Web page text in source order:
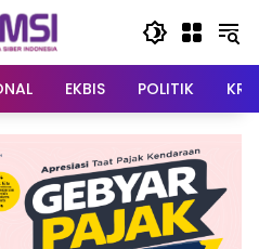
EKBIS POLITIK